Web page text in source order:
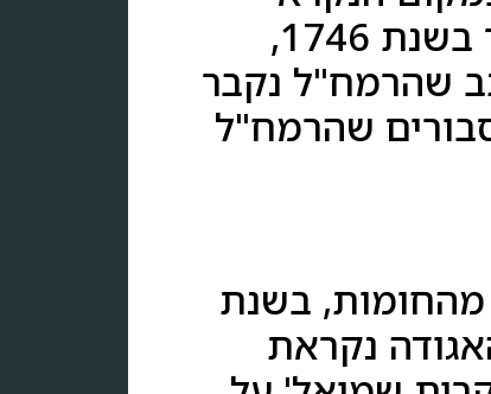
'מנצור אל עקב'. קבר הרמח"ל רבי חיים לוצאטו שנפטר בשנת 1746,
שהרמח"ל נקבר
שהרמח"ל
מהחומות, בשנת
האגודה נקראת